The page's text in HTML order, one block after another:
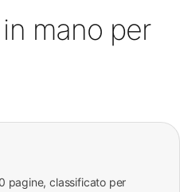
mano per
pagine, classificato per